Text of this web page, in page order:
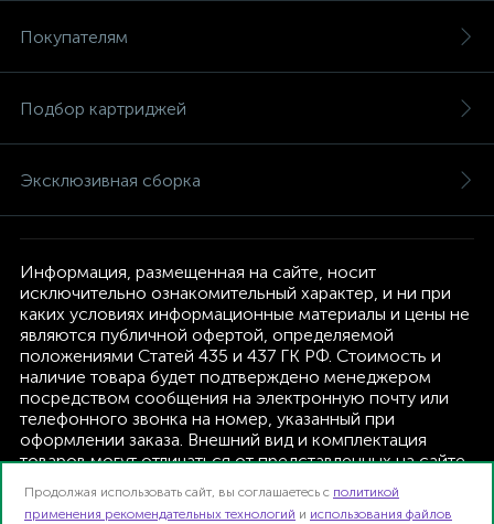
Покупателям
Подбор картриджей
Эксклюзивная сборка
Информация, размещенная на сайте, носит
исключительно ознакомительный характер, и ни при
каких условиях информационные материалы и цены не
являются публичной офертой, определяемой
положениями Статей 435 и 437 ГК РФ. Стоимость и
наличие товара будет подтверждено менеджером
посредством сообщения на электронную почту или
телефонного звонка на номер, указанный при
оформлении заказа. Внешний вид и комплектация
товаров могут отличаться от представленных на сайте.
текущую комплектацию, без дополнительного
Продолжая использовать сайт, вы соглашаетесь с политикой
применения рекомендательных технологий и использования файлов